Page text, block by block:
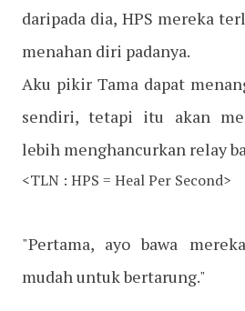
daripada dia, HPS mereka
menahan diri padanya.
Aku pikir Tama dapat
sendiri, tetapi itu akan
lebih menghancurkan relay
<TLN : HPS = Heal Per Second>
"Pertama, ayo bawa
mudah untuk bertarung."